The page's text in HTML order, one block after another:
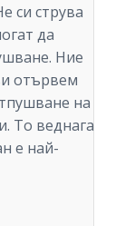
си струва
да
Ние
отървем
на
То веднага
е най-